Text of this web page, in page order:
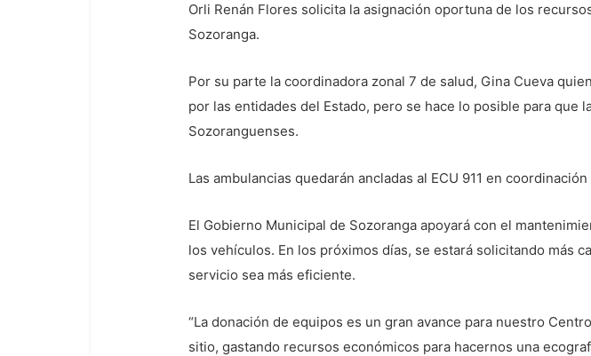
Orli Renán Flores solicita la asignación oportuna de los
Sozoranga.
Por su parte la coordinadora zonal 7 de salud, Gina Cueva
por las entidades del Estado, pero se hace lo posible para que
Sozoranguenses.
Las ambulancias quedarán ancladas al ECU 911 en
El Gobierno Municipal de Sozoranga apoyará con el
los vehículos. En los próximos días, se estará solicitando más
servicio sea más eficiente.
“La donación de equipos es un gran avance para nuestro
sitio, gastando recursos económicos para hacernos una